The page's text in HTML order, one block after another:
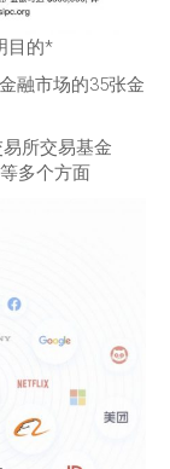
目的*
融市场的35张金
所交易基金
多个方面